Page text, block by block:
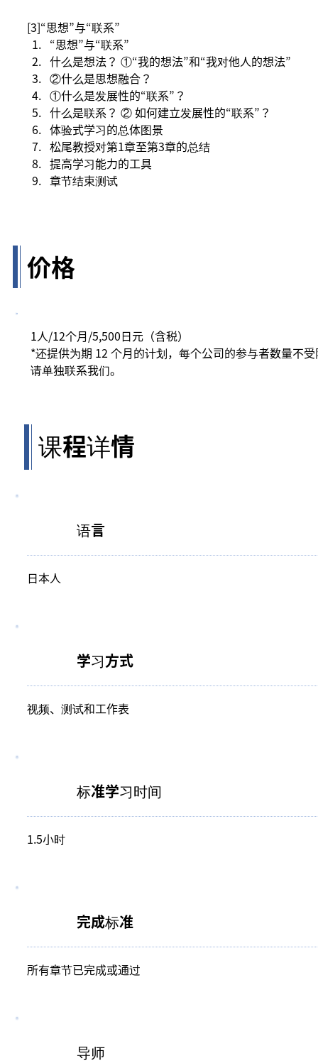
[3]“思想”与“联系”
“思想”与“联系”
什么是想法？ ①“我的想法”和“我对他人的想法”
②什么是思想融合？
①什么是发展性的“联系”？
什么是联系？ ② 如何建立发展性的“联系”？
体验式学习的总体图景
松尾教授对第1章至第3章的总结
提高学习能力的工具
章节结束测试
价格
1人/12个月/5,500日元（含税）
*还提供为期 12 个月的计划，每个公司的参与者数量不
请单独联系我们。
课程详情
语言
日本人
学习方式
视频、测试和工作表
标准学习时间
1.5小时
完成标准
所有章节已完成或通过
导师